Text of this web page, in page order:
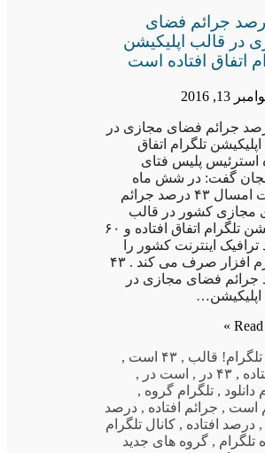
درصد جرائم فضای
در قالب اپلیکیشن
اتفاق افتاده است
13, 2016
درصد جرائم فضای مجازی در
تلگرام اتفاق
استرئیس پلیس فتای
گفت: در شش ماه
نخست امسال ۴۳ درصد جرائم
مجازی کشور در قالب
اپلیکیشن تلگرام اتفاق افتاده و ۶۰
اینترنت کشور را
این نرم افزار صرف می کند . ۴۳
جرائم فضای مجازی در
اپلیکیشن…
Read
! قالب , ۴۳ است
,
, ۴۳ در , است در ,
دانلود , تلگرام گروه ,
است , جرائم افتاده , درصد
, درصد افتاده , کانال تلگرام
تلگرام , گروه های جدید